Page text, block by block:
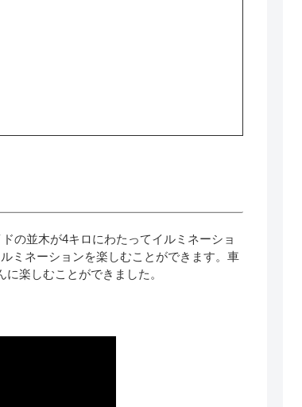
の並木が4キロにわたってイルミネーショ
ミネーションを楽しむことができます。車
楽しむことができました。